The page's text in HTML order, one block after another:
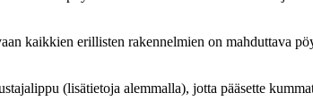
kaikkien erillisten rakennelmien on mahduttava
(lisätietoja alemmalla), jotta pääsette